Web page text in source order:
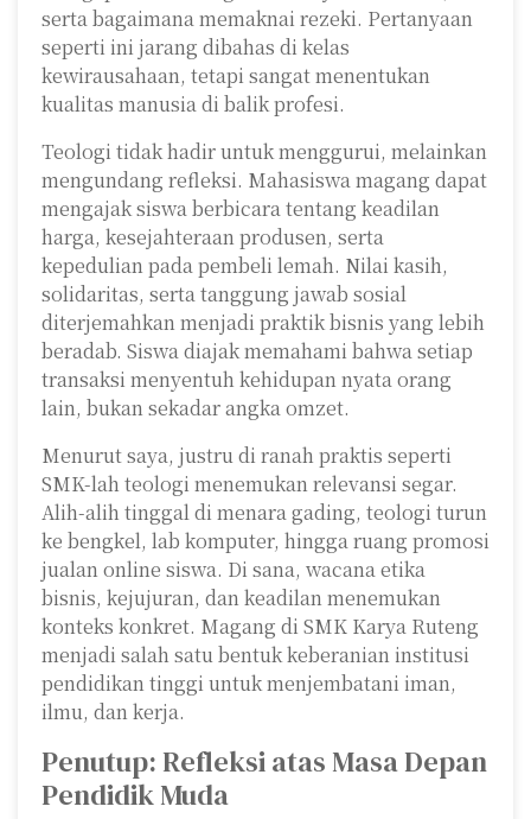
serta bagaimana memaknai rezeki. Pertanyaan
seperti ini jarang dibahas di kelas
kewirausahaan, tetapi sangat menentukan
kualitas manusia di balik profesi.
Teologi tidak hadir untuk menggurui, melainkan
mengundang refleksi. Mahasiswa magang dapat
mengajak siswa berbicara tentang keadilan
harga, kesejahteraan produsen, serta
kepedulian pada pembeli lemah. Nilai kasih,
solidaritas, serta tanggung jawab sosial
diterjemahkan menjadi praktik bisnis yang lebih
beradab. Siswa diajak memahami bahwa setiap
transaksi menyentuh kehidupan nyata orang
lain, bukan sekadar angka omzet.
Menurut saya, justru di ranah praktis seperti
SMK-lah teologi menemukan relevansi segar.
Alih-alih tinggal di menara gading, teologi turun
ke bengkel, lab komputer, hingga ruang promosi
jualan online siswa. Di sana, wacana etika
bisnis, kejujuran, dan keadilan menemukan
konteks konkret. Magang di SMK Karya Ruteng
menjadi salah satu bentuk keberanian institusi
pendidikan tinggi untuk menjembatani iman,
ilmu, dan kerja.
Penutup: Refleksi atas Masa Depan
Pendidik Muda